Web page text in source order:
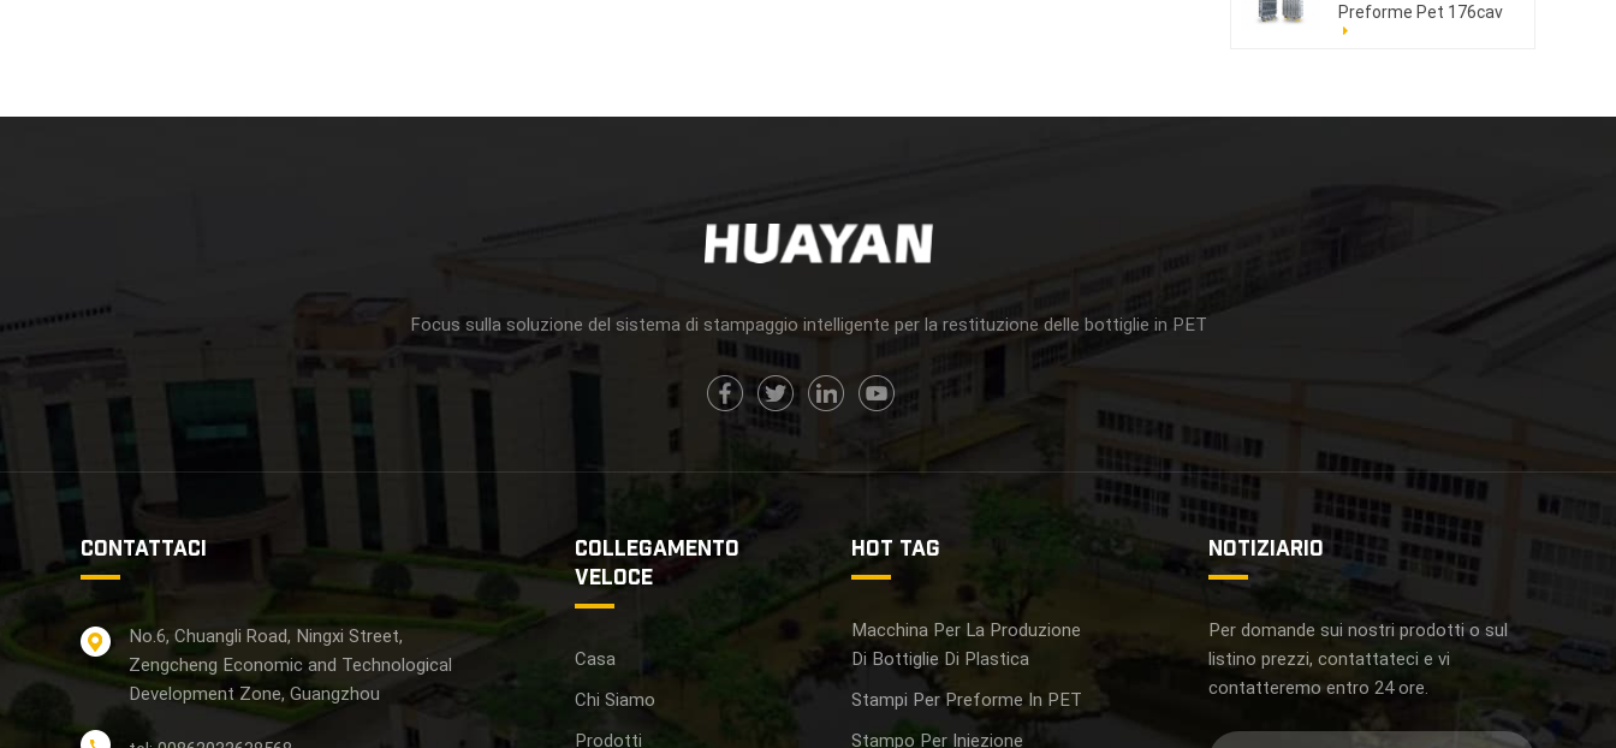
Preforme Pet 176cav
Focus sulla soluzione del sistema di stampaggio intelligente per la restituzione delle bottiglie in PET
CONTATTACI
No.6, Chuangli Road, Ningxi Street,
Zengcheng Economic and Technological
Development Zone, Guangzhou
COLLEGAMENTO
VELOCE
Casa
Chi Siamo
Prodotti
HOT TAG
Macchina Per La Produzione
Di Bottiglie Di Plastica
Stampi Per Preforme In PET
Stampo Per Iniezione
NOTIZIARIO
Per domande sui nostri prodotti o sul
listino prezzi, contattateci e vi
contatteremo entro 24 ore.